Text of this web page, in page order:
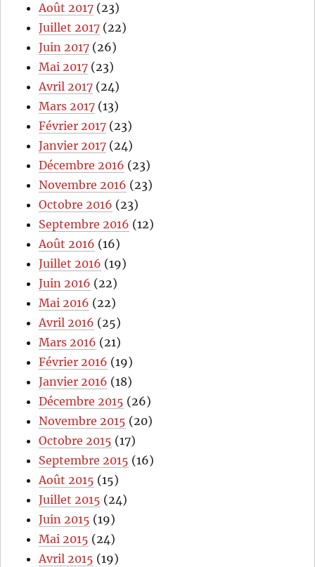
Août 2017 (23)
Juillet 2017 (22)
Juin 2017 (26)
Mai 2017 (23)
Avril 2017 (24)
Mars 2017 (13)
Février 2017 (23)
Janvier 2017 (24)
Décembre 2016 (23)
Novembre 2016 (23)
Octobre 2016 (23)
Septembre 2016 (12)
Août 2016 (16)
Juillet 2016 (19)
Juin 2016 (22)
Mai 2016 (22)
Avril 2016 (25)
Mars 2016 (21)
Février 2016 (19)
Janvier 2016 (18)
Décembre 2015 (26)
Novembre 2015 (20)
Octobre 2015 (17)
Septembre 2015 (16)
Août 2015 (15)
Juillet 2015 (24)
Juin 2015 (19)
Mai 2015 (24)
Avril 2015 (19)